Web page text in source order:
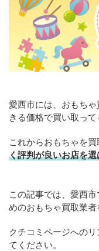
愛西市には、おもち
きる価格で買い取って
これからおもちゃを買
く評判が良いお店を
この記事では、愛西
めのおもちゃ買取業者
クチコミページへの
てください。